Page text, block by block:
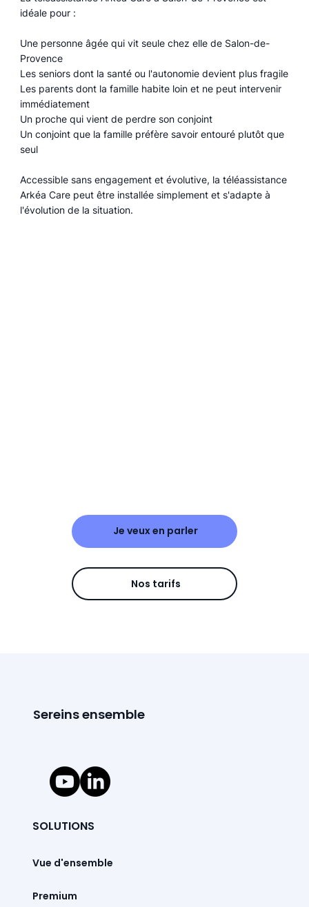
Je veux en parler
Nos tarifs
idéale pour :
Une personne âgée qui vit seule chez elle de Salon-de-
Provence
Les seniors dont la santé ou l'autonomie devient plus fragile
Les parents dont la famille habite loin et ne peut intervenir
immédiatement
Un proche qui vient de perdre son conjoint
Un conjoint que la famille préfère savoir entouré plutôt que
seul
Accessible sans engagement et évolutive, la téléassistance
Arkéa Care peut être installée simplement et s'adapte à
l'évolution de la situation.
Sereins ensemble
SOLUTIONS
Vue d'ensemble
Premium